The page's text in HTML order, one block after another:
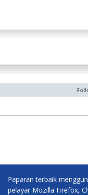
Paparan terbaik
pelayar Mozilla Firefox,